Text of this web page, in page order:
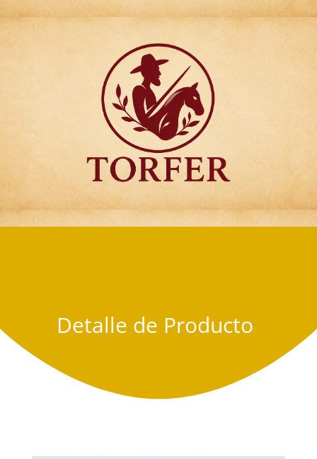
Articulos para
Regalo Torfer.
Detalle de Producto